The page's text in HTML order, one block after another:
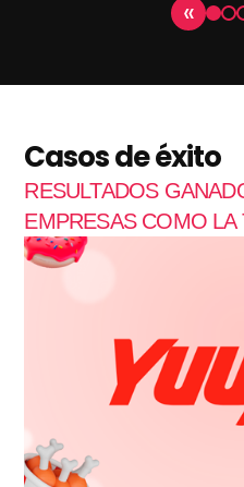
«
Casos de éxito
RESULTADOS
EMPRESAS COMO LA